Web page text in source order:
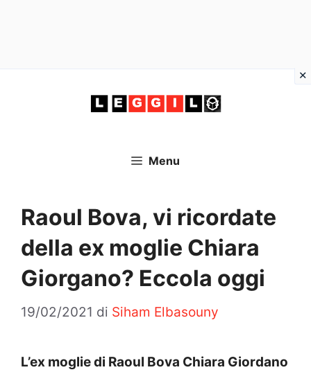
Menu
Raoul Bova, vi ricordate
della ex moglie Chiara
Giorgano? Eccola oggi
19/02/2021 di Siham Elbasouny
L’ex moglie di Raoul Bova Chiara Giordano